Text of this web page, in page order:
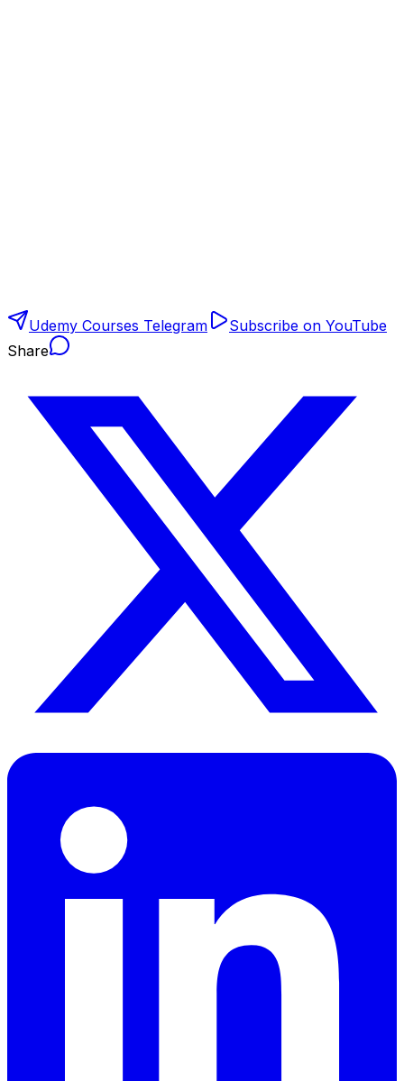
Udemy Courses Telegram
Subscribe on YouTube
Share